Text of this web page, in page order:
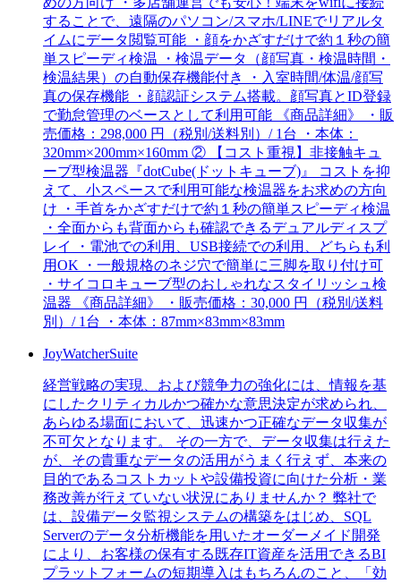
することで、遠隔のパソコン/スマホ/LINEでリアルタ
イムにデータ閲覧可能 ・顔をかざすだけで約１秒の簡
単スピーディ検温 ・検温データ（顔写真・検温時間・
検温結果）の自動保存機能付き ・入室時間/体温/顔写
真の保存機能 ・顔認証システム搭載。顔写真とID登録
で勤怠管理のベースとして利用可能 《商品詳細》 ・販
売価格：298,000 円（税別/送料別）/ 1台 ・本体：
320mm×200mm×160mm ② 【コスト重視】非接触キュ
ーブ型検温器『dotCube(ドットキューブ)』 コストを抑
えて、小スペースで利用可能な検温器をお求めの方向
け ・手首をかざすだけで約１秒の簡単スピーディ検温
・全面からも背面からも確認できるデュアルディスプ
レイ ・電池での利用、USB接続での利用、どちらも利
用OK ・一般規格のネジ穴で簡単に三脚を取り付け可
・サイコロキューブ型のおしゃれなスタイリッシュ検
温器 《商品詳細》 ・販売価格：30,000 円（税別/送料
別）/ 1台 ・本体：87mm×83mm×83mm
JoyWatcherSuite
経営戦略の実現、および競争力の強化には、情報を基
にしたクリティカルかつ確かな意思決定が求められ、
あらゆる場面において、迅速かつ正確なデータ収集が
不可欠となります。 その一方で、データ収集は行えた
が、その貴重なデータの活用がうまく行えず、本来の
目的であるコストカットや設備投資に向けた分析・業
務改善が行えていない状況にありませんか？ 弊社で
は、設備データ監視システムの構築をはじめ、SQL
Serverのデータ分析機能を用いたオーダーメイド開発
により、お客様の保有する既存IT資産を活用できるBI
プラットフォームの短期導入はもちろんのこと、「効